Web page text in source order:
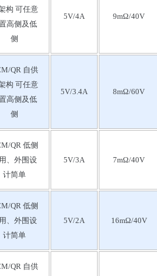
构 可任意
高侧及低
侧
5V/4A 9mΩ/40V
QR 自供
构 可任意
高侧及低
侧
5V/3.4A 8mΩ/60V
QR 低侧
、外围设
计简单
5V/3A 7mΩ/40V
QR 低侧
、外围设
计简单
5V/2A 16mΩ/40V
QR 自供